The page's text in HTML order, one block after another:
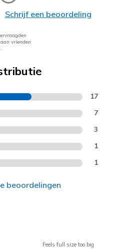
Schrijf een beoordeling
vrienden
17
7
3
1
1
beoordelingen
Feels full size too big